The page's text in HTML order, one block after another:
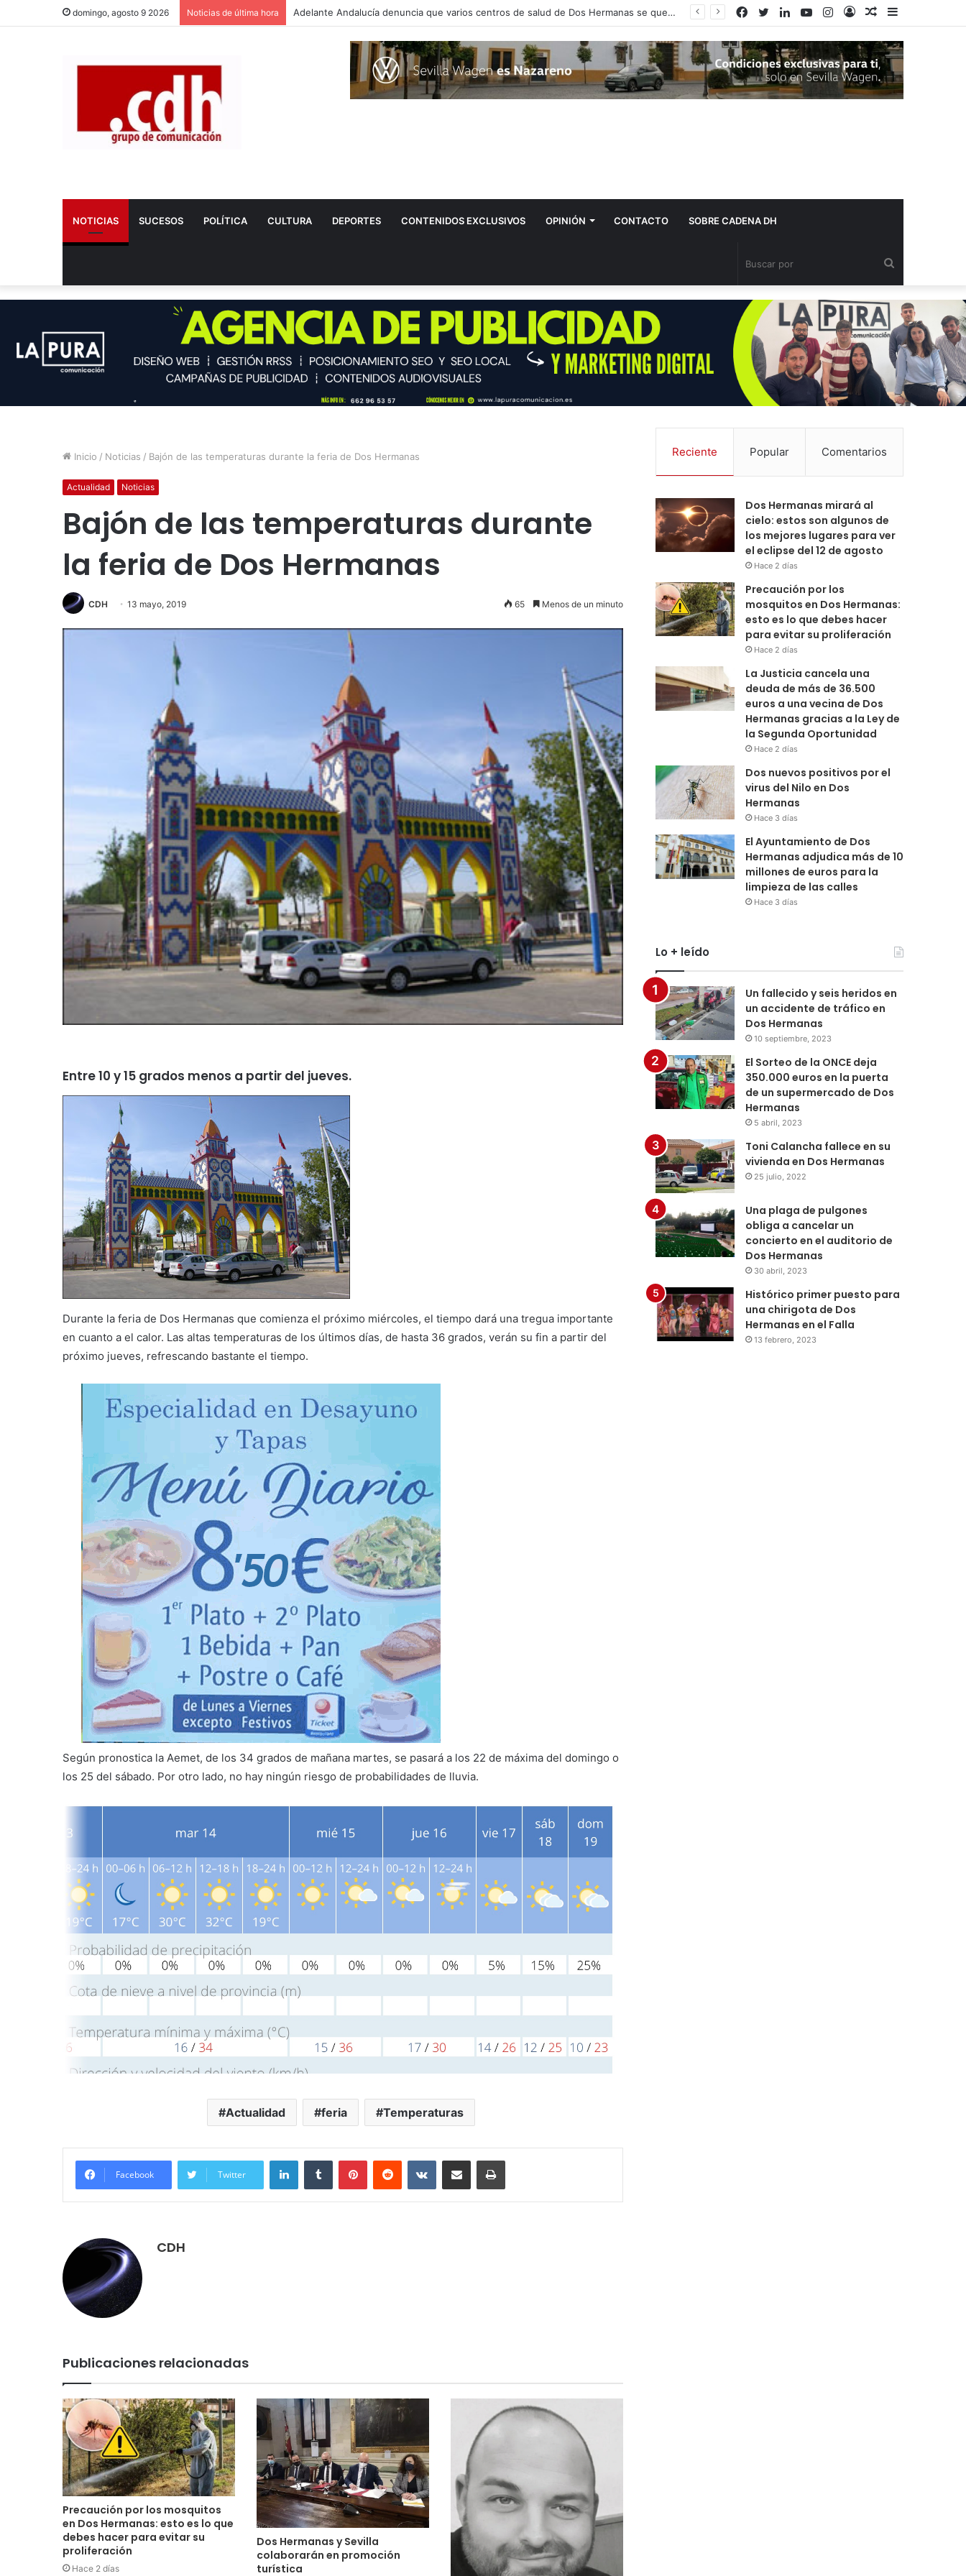
domingo, agosto 9 2026 Noticias de última hora Adelante Andalucía denuncia que varios centros de salud de Dos Hermanas se quedan sin pediatra en pleno mes de agosto
Barra
Publicación
azar
Acceso
Instagram
YouTube
LinkedIn
Twitter
Facebook
NOTICIAS SUCESOS POLÍTICA CULTURA DEPORTES CONTENIDOS EXCLUSIVOS OPINIÓN CONTACTO SOBRE CADENA DH
por
Inicio / Noticias / Bajón de las temperaturas durante la feria de Dos Hermanas
Actualidad Noticias
Bajón de las temperaturas durante
la feria de Dos Hermanas
CDH 13 mayo, 2019 65 Menos de un minuto
Entre 10 y 15 grados menos a partir del jueves.
Durante la feria de Dos Hermanas que comienza el próximo miércoles, el tiempo dará una tregua importante
en cuanto a el calor. Las altas temperaturas de los últimos días, de hasta 36 grados, verán su fin a partir del
próximo jueves, refrescando bastante el tiempo.
Según pronostica la Aemet, de los 34 grados de mañana martes, se pasará a los 22 de máxima del domingo o
los 25 del sábado. Por otro lado, no hay ningún riesgo de probabilidades de lluvia.
Actualidad feria Temperaturas
Facebook Twitter
LinkedInTumblr PinterestReddit VKontakteCompartir por correo electrónicoImprimir
CDH
Publicaciones relacionadas
Precaución por los mosquitos
en Dos Hermanas: esto es lo que
debes hacer para evitar su
proliferación
Hace 2 días
Dos Hermanas y Sevilla
colaborarán en promoción
turística
Reciente Popular Comentarios
Dos Hermanas mirará al
cielo: estos son algunos de
los mejores lugares para ver
el eclipse del 12 de agosto
Hace 2 días
Precaución por los
mosquitos en Dos Hermanas:
esto es lo que debes hacer
para evitar su proliferación
Hace 2 días
La Justicia cancela una
deuda de más de 36.500
euros a una vecina de Dos
Hermanas gracias a la Ley de
la Segunda Oportunidad
Hace 2 días
Dos nuevos positivos por el
virus del Nilo en Dos
Hermanas
Hace 3 días
El Ayuntamiento de Dos
Hermanas adjudica más de 10
millones de euros para la
limpieza de las calles
Hace 3 días
Lo + leído
Un fallecido y seis heridos en
un accidente de tráfico en
Dos Hermanas
10 septiembre, 2023
El Sorteo de la ONCE deja
350.000 euros en la puerta
de un supermercado de Dos
Hermanas
5 abril, 2023
Toni Calancha fallece en su
vivienda en Dos Hermanas
25 julio, 2022
Una plaga de pulgones
obliga a cancelar un
concierto en el auditorio de
Dos Hermanas
30 abril, 2023
Histórico primer puesto para
una chirigota de Dos
Hermanas en el Falla
13 febrero, 2023